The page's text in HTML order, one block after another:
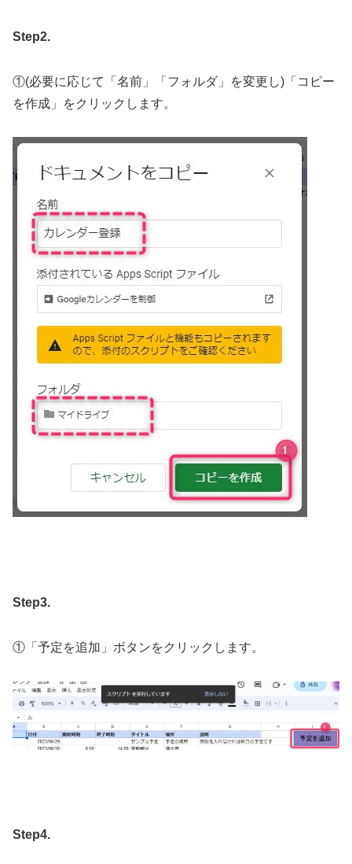
Step2.
①(必要に応じて「名前」「フォルダ」を変更し)「コピー
を作成」をクリックします。
Step3.
①「予定を追加」ボタンをクリックします。
Step4.